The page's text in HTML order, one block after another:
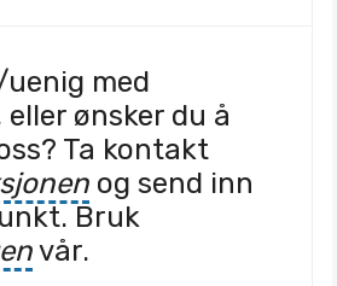
med
ønsker du å
Ta kontakt
og send inn
Bruk
vår.